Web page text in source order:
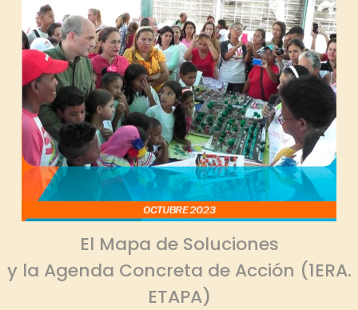
El Mapa de Soluciones
y la Agenda Concreta de Acción (1ERA.
ETAPA)